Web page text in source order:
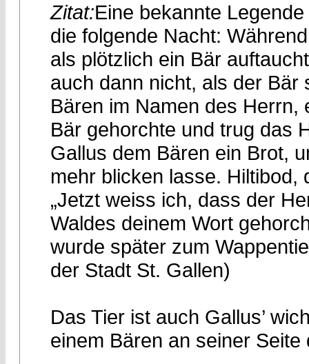
Zitat:Eine bekannte
die folgende Nacht:
als plötzlich ein Bär
auch dann nicht, als der Bär
Bären im Namen des
Bär gehorchte und trug das
Gallus dem Bären ein Brot,
mehr blicken lasse.
„Jetzt weiss ich, dass der
Waldes deinem Wort
wurde später zum
der Stadt St. Gallen)
Das Tier ist auch Gallus’
einem Bären an seiner Seite